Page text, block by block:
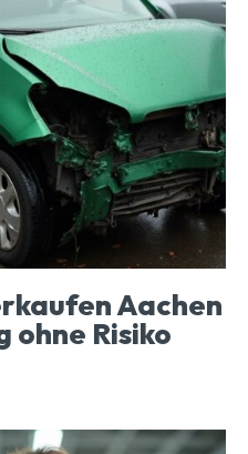
Aachen
ohne Risiko